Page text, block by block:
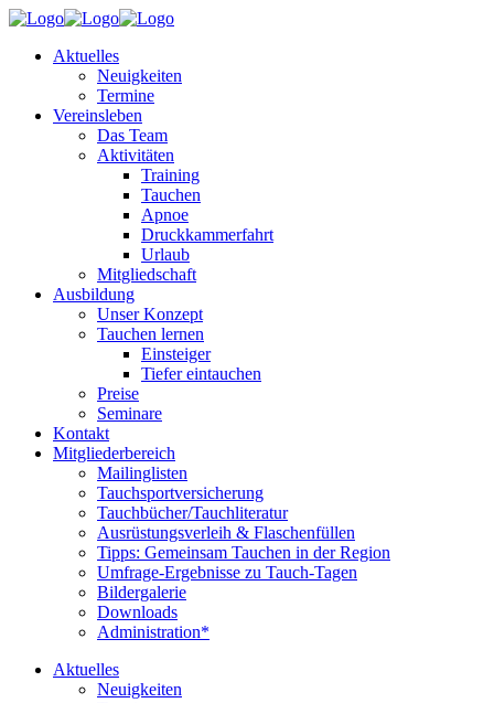
Aktuelles
Neuigkeiten
Termine
Vereinsleben
Das Team
Aktivitäten
Training
Tauchen
Apnoe
Druckkammerfahrt
Urlaub
Mitgliedschaft
Ausbildung
Unser Konzept
Tauchen lernen
Einsteiger
Tiefer eintauchen
Preise
Seminare
Kontakt
Mitgliederbereich
Mailinglisten
Tauchsportversicherung
Tauchbücher/Tauchliteratur
Ausrüstungsverleih & Flaschenfüllen
Tipps: Gemeinsam Tauchen in der Region
Umfrage-Ergebnisse zu Tauch-Tagen
Bildergalerie
Downloads
Administration*
Aktuelles
Neuigkeiten